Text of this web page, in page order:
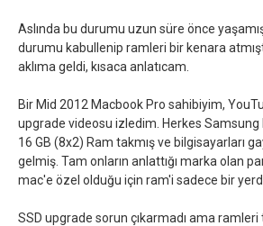
Aslında bu durumu uzun süre önce
durumu kabullenip ramleri bir kenara
aklıma geldi, kısaca anlatıcam.
Bir Mid 2012 Macbook Pro sahibiyim,
upgrade videosu izledim. Herkes Samsung
16 GB (8x2) Ram takmış ve bilgisayarları
gelmiş. Tam onların anlattığı marka olan
mac'e özel olduğu için ram'i sadece bir
SSD upgrade sorun çıkarmadı ama ramleri